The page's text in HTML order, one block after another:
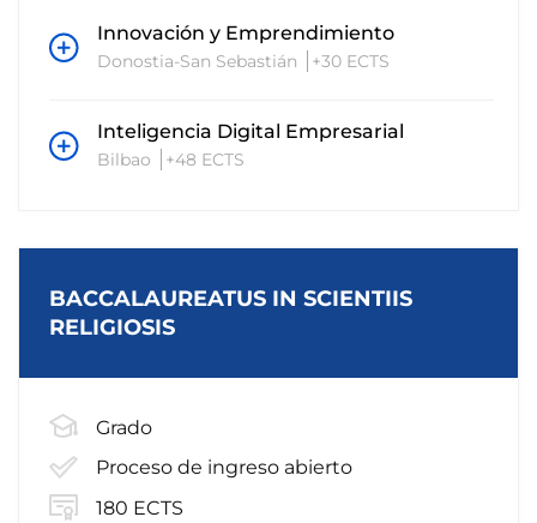
Innovación y Emprendimiento
Donostia-San Sebastián +30 ECTS
Inteligencia Digital Empresarial
Bilbao +48 ECTS
BACCALAUREATUS IN SCIENTIIS
RELIGIOSIS
Grado
Proceso de ingreso abierto
180 ECTS